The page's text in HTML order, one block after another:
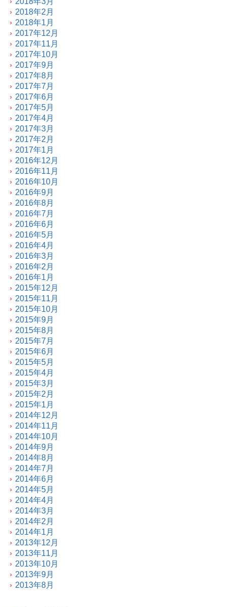
2018年2月
2018年1月
2017年12月
2017年11月
2017年10月
2017年9月
2017年8月
2017年7月
2017年6月
2017年5月
2017年4月
2017年3月
2017年2月
2017年1月
2016年12月
2016年11月
2016年10月
2016年9月
2016年8月
2016年7月
2016年6月
2016年5月
2016年4月
2016年3月
2016年2月
2016年1月
2015年12月
2015年11月
2015年10月
2015年9月
2015年8月
2015年7月
2015年6月
2015年5月
2015年4月
2015年3月
2015年2月
2015年1月
2014年12月
2014年11月
2014年10月
2014年9月
2014年8月
2014年7月
2014年6月
2014年5月
2014年4月
2014年3月
2014年2月
2014年1月
2013年12月
2013年11月
2013年10月
2013年9月
2013年8月